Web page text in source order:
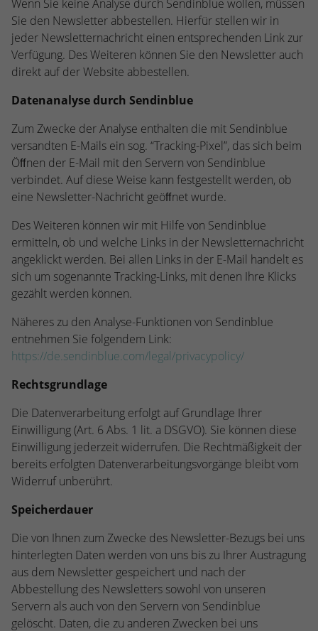
Wenn Sie keine Analyse durch Sendinblue wollen, müssen
Sie den Newsletter abbestellen. Hierfür stellen wir in
jeder Newsletternachricht einen entsprechenden Link zur
Verfügung. Des Weiteren können Sie den Newsletter auch
direkt auf der Website abbestellen.
Datenanalyse durch Sendinblue
Zum Zwecke der Analyse enthalten die mit Sendinblue
versandten E-Mails ein sog. “Tracking-Pixel”, das sich beim
Öﬀnen der E-Mail mit den Servern von Sendinblue
verbindet. Auf diese Weise kann festgestellt werden, ob
eine Newsletter-Nachricht geöﬀnet wurde.
Des Weiteren können wir mit Hilfe von Sendinblue
ermitteln, ob und welche Links in der Newsletternachricht
angeklickt werden. Bei allen Links in der E-Mail handelt es
sich um sogenannte Tracking-Links, mit denen Ihre Klicks
gezählt werden können.
Näheres zu den Analyse-Funktionen von Sendinblue
entnehmen Sie folgendem Link:
https://de.sendinblue.com/legal/privacypolicy/
Rechtsgrundlage
Die Datenverarbeitung erfolgt auf Grundlage Ihrer
Einwilligung (Art. 6 Abs. 1 lit. a DSGVO). Sie können diese
Einwilligung jederzeit widerrufen. Die Rechtmäßigkeit der
bereits erfolgten Datenverarbeitungsvorgänge bleibt vom
Widerruf unberührt.
Speicherdauer
Die von Ihnen zum Zwecke des Newsletter-Bezugs bei uns
hinterlegten Daten werden von uns bis zu Ihrer Austragung
aus dem Newsletter gespeichert und nach der
Abbestellung des Newsletters sowohl von unseren
Servern als auch von den Servern von Sendinblue
gelöscht. Daten, die zu anderen Zwecken bei uns